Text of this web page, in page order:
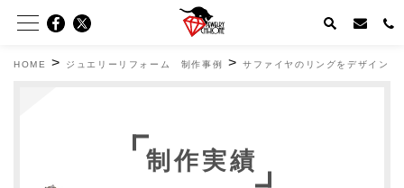
HOME > ジュエリーリフォーム 制作事例 >サファイヤのリングをデザイン
制作実績